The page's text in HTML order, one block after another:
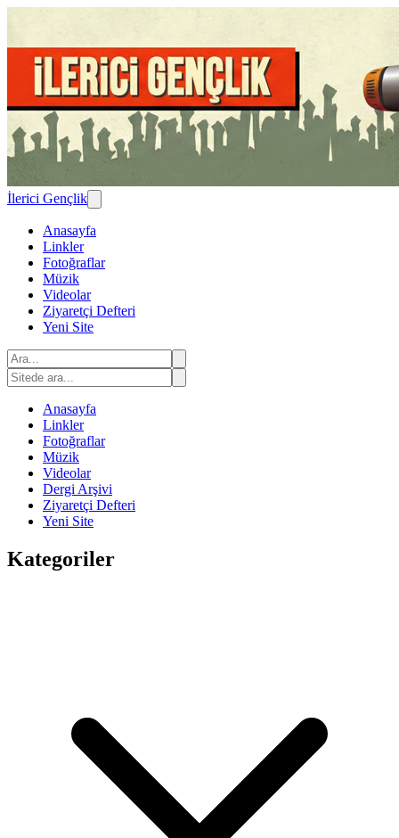
İlerici Gençlik
Anasayfa
Linkler
Fotoğraflar
Müzik
Videolar
Ziyaretçi Defteri
Yeni Site
Anasayfa
Linkler
Fotoğraflar
Müzik
Videolar
Dergi Arşivi
Ziyaretçi Defteri
Yeni Site
Kategoriler